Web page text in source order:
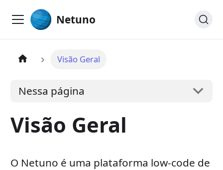
Netuno
Visão Geral
Nessa página
Visão Geral
O Netuno é uma plataforma low-code de